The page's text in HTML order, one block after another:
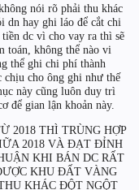
nói rõ phải thu khác
dn hay ghi láo để cắt chi
dc vì cho vay ra thì sẽ
toán, không thể nào vi
thể ghi chi phí thành
chịu cho ông ghi như thế
này cũng luôn duy trì
để gian lận khoản này.
2018 THÌ TRÙNG HỢP
2018 VÀ ĐẠT ĐỈNH
KHI BÁN DC RẤT
KHU ĐẤT VÀNG
KHÁC ĐỘT NGỘT